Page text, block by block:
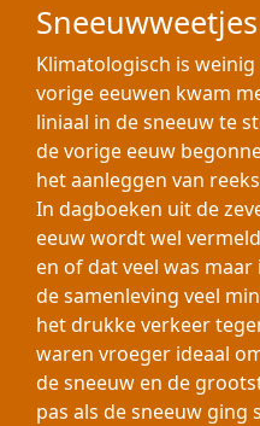
Sneeuwweetjes
Klimatologisch is
vorige eeuwen kwam
liniaal in de sneeuw te
de vorige eeuw
het aanleggen van
In dagboeken uit de
eeuw wordt wel
en of dat veel was
de samenleving veel
het drukke verkeer
waren vroeger ideaal
de sneeuw en de
pas als de sneeuw ging